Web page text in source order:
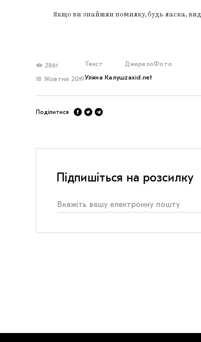
Якщо ви знайшли помилку, будь ласка,
2861
18 Жовтня 2019
Текст
Уляна Калуш
Джерело
zaxid.net
Фото
Поділитися
Підпишіться на розсилку